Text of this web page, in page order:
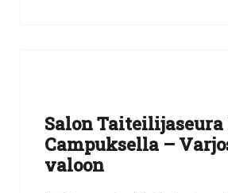
Salon Taiteilijaseura
Campuksella –
valoon